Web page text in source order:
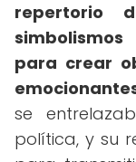
repertorio
para crear
se
política, y su